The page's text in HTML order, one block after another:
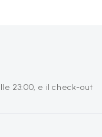
23:00, e il check-out